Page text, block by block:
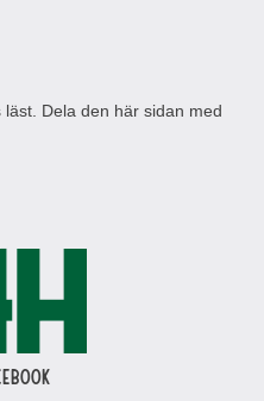
Dela den här sidan med